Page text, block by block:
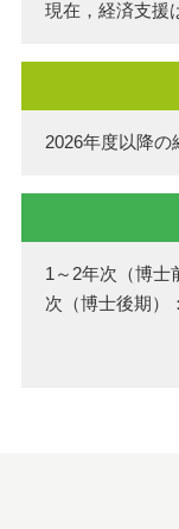
現在，経済支援
2026年度以降の
1～2年次（博士
次（博士後期）